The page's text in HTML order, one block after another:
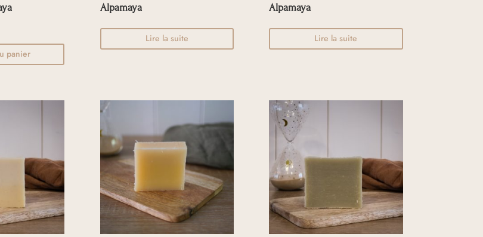
panier
Alpamaya
Lire la suite
Alpamaya
Lire la suite